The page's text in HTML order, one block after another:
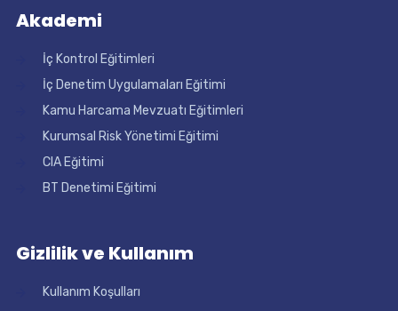
Akademi
İç Kontrol Eğitimleri
İç Denetim Uygulamaları Eğitimi
Kamu Harcama Mevzuatı Eğitimleri
Kurumsal Risk Yönetimi Eğitimi
CIA Eğitimi
BT Denetimi Eğitimi
Gizlilik ve Kullanım
Kullanım Koşulları